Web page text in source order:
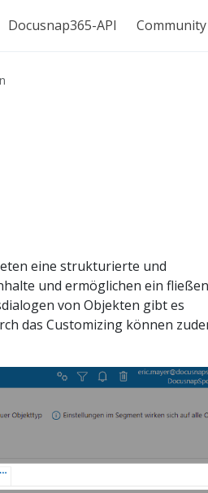
Docusnap365-API Community
eine strukturierte und
und ermöglichen ein
von Objekten gibt es
das Customizing können